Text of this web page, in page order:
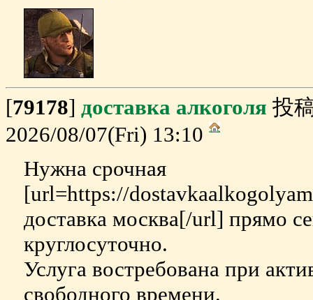
[79178] доставка алкоголя 投
2026/08/07(Fri) 13:10
Нужна срочная
[url=https://
доставка москва[/url] прямо
круглосуточно.
Услуга востребована при
свободного времени.